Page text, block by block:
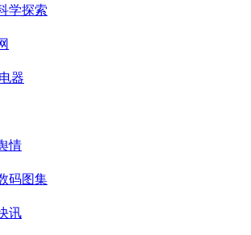
学探索
电器
情
码图集
讯